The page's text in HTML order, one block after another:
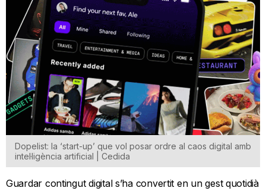
Dopelist: la ‘start-up’ que vol posar ordre al caos digital amb
intel·ligència artificial | Cedida
Guardar contingut digital s’ha convertit en un gest quotidià